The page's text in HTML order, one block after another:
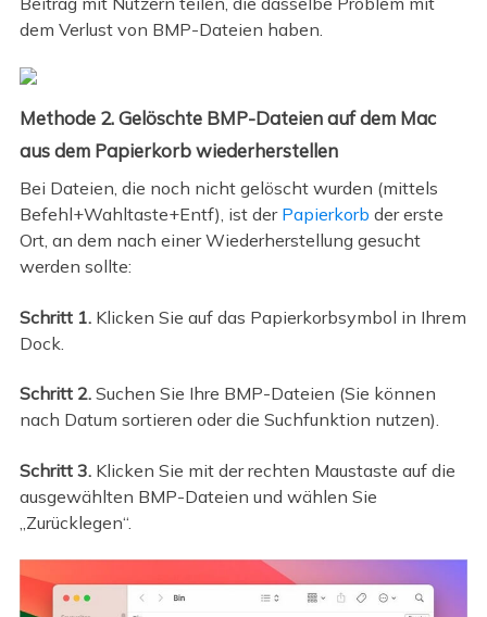
dem Verlust von BMP-Dateien haben.
Methode 2. Gelöschte BMP-Dateien auf dem Mac
aus dem Papierkorb wiederherstellen
Bei Dateien, die noch nicht gelöscht wurden (mittels
Befehl+Wahltaste+Entf), ist der Papierkorb der erste
Ort, an dem nach einer Wiederherstellung gesucht
werden sollte:
Schritt 1.Klicken Sie auf das Papierkorbsymbol in Ihrem
Dock.
Schritt 2.Suchen Sie Ihre BMP-Dateien (Sie können
nach Datum sortieren oder die Suchfunktion nutzen).
Schritt 3.Klicken Sie mit der rechten Maustaste auf die
ausgewählten BMP-Dateien und wählen Sie
„Zurücklegen“.